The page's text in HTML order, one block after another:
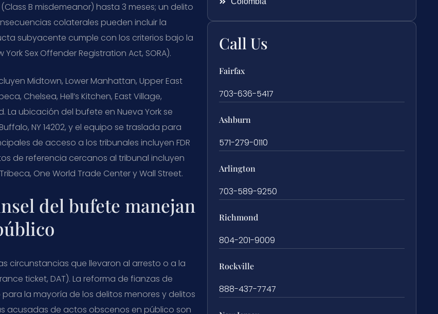
B misdemeanor) hasta 3 meses; un delito
colaterales pueden incluir la
subyacente cumple con los criterios bajo la
Sex Offender Registration Act, SORA).
Midtown, Lower Manhattan, Upper East
Chelsea, Hell’s Kitchen, East Village,
La ubicación del bufete en Nueva York se
NY 14202, y el equipo se traslada para
de acceso a los tribunales incluyen FDR
de referencia cercanos al tribunal incluyen
One World Trade Center y Wall Street.
del bufete manejan
circunstancias que llevaron al arresto o a la
ticket, DAT). La reforma de fianzas de
la mayoría de los delitos menores y delitos
acusadas de actos obscenos en público son
Call Us
Fairfax
703-636-5417
Ashburn
571-279-0110
Arlington
703-589-9250
Richmond
804-201-9009
Rockville
888-437-7747